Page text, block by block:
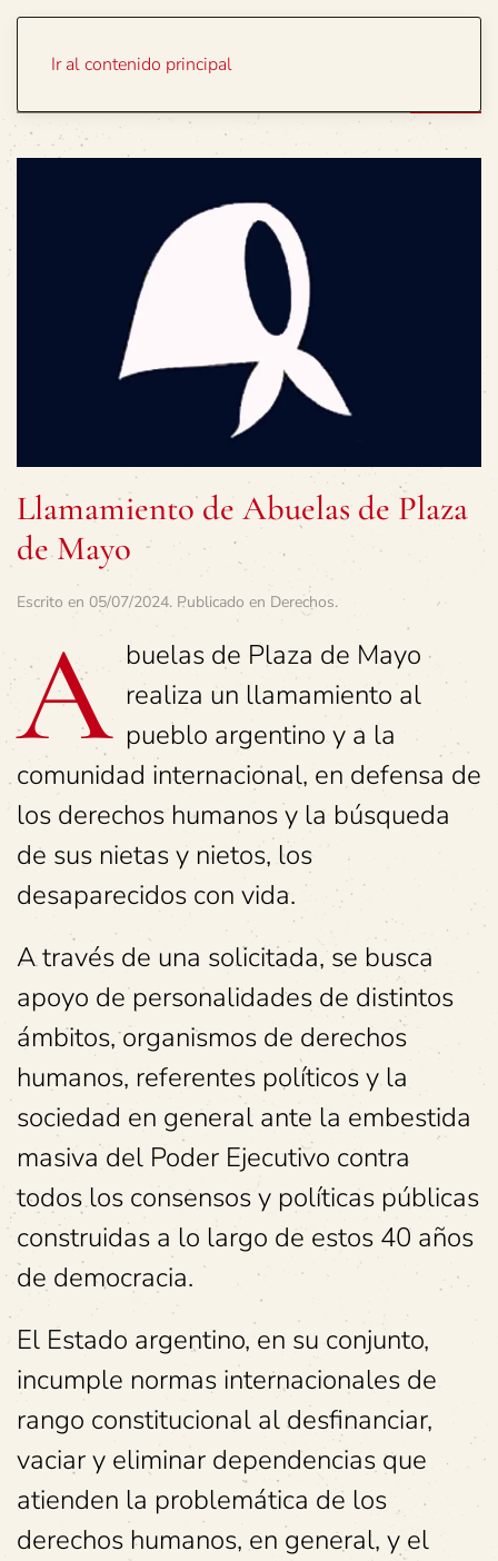
Ir al contenido principal
Llamamiento de Abuelas de Plaza
de Mayo
Escrito en 05/07/2024. Publicado en Derechos.
A buelas de Plaza de Mayo
realiza un llamamiento al
pueblo argentino y a la
comunidad internacional, en defensa de
los derechos humanos y la búsqueda
de sus nietas y nietos, los
desaparecidos con vida.
A través de una solicitada, se busca
apoyo de personalidades de distintos
ámbitos, organismos de derechos
humanos, referentes políticos y la
sociedad en general ante la embestida
masiva del Poder Ejecutivo contra
todos los consensos y políticas públicas
construidas a lo largo de estos 40 años
de democracia.
El Estado argentino, en su conjunto,
incumple normas internacionales de
rango constitucional al desfinanciar,
vaciar y eliminar dependencias que
atienden la problemática de los
derechos humanos, en general, y el